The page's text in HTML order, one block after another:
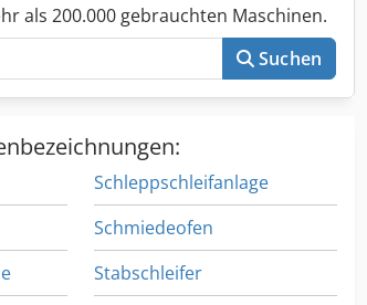
als 200.000 gebrauchten Maschinen.
Suchen
Schleppschleifanlage
Schmiedeofen
Stabschleifer